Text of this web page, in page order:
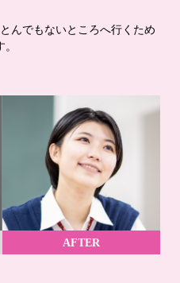
んでもないところへ行くため
AFTER